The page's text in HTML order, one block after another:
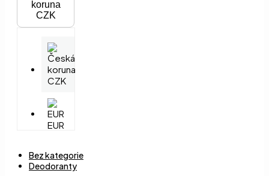
CZK
CZK
EUR
Bez kategorie
Deodoranty